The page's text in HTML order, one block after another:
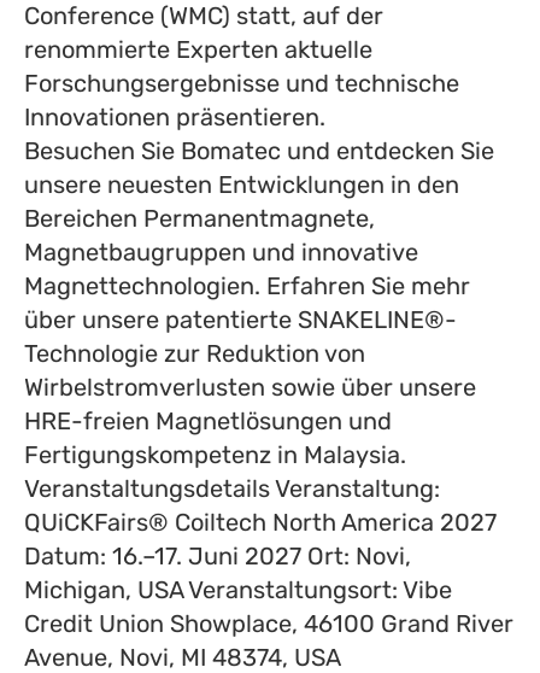
Conference (WMC) statt, auf der
renommierte Experten aktuelle
Forschungsergebnisse und technische
Innovationen präsentieren.
Besuchen Sie Bomatec und entdecken Sie
unsere neuesten Entwicklungen in den
Bereichen Permanentmagnete,
Magnetbaugruppen und innovative
Magnettechnologien. Erfahren Sie mehr
über unsere patentierte SNAKELINE®-
Technologie zur Reduktion von
Wirbelstromverlusten sowie über unsere
HRE-freien Magnetlösungen und
Fertigungskompetenz in Malaysia.
Veranstaltungsdetails Veranstaltung:
QUiCKFairs® Coiltech North America 2027
Datum: 16.–17. Juni 2027 Ort: Novi,
Michigan, USA Veranstaltungsort: Vibe
Credit Union Showplace, 46100 Grand River
Avenue, Novi, MI 48374, USA